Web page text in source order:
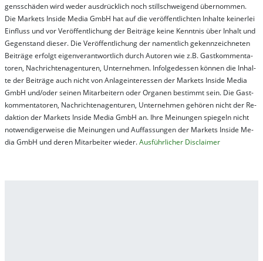
gens­schä­den wird we­der aus­drück­lich noch stil­lschwei­gend über­nom­men.
Die Mar­kets In­side Me­dia GmbH hat auf die ver­öf­fent­lich­ten In­hal­te kei­ner­lei
Ein­fluss und vor Ver­öf­fent­lich­ung der Bei­trä­ge kei­ne Ken­nt­nis über In­halt und
Ge­gen­stand die­ser. Die Ver­öf­fent­lich­ung der na­ment­lich ge­kenn­zeich­net­en
Bei­trä­ge er­folgt ei­gen­ver­ant­wort­lich durch Au­tor­en wie z.B. Gast­kom­men­ta­
tor­en, Nach­richt­en­ag­en­tur­en, Un­ter­neh­men. In­fol­ge­des­sen kön­nen die In­hal­
te der Bei­trä­ge auch nicht von An­la­ge­in­te­res­sen der Mar­kets In­side Me­dia
GmbH und/oder sei­nen Mit­ar­bei­tern oder Or­ga­nen be­stim­mt sein. Die Gast­
kom­men­ta­tor­en, Nach­rich­ten­ag­en­tur­en, Un­ter­neh­men ge­hör­en nicht der Re­
dak­tion der Mar­kets In­side Me­dia GmbH an. Ihre Mei­nung­en spie­geln nicht
not­wen­di­ger­wei­se die Mei­nung­en und Auf­fas­sung­en der Mar­kets In­side Me­
dia GmbH und de­ren Mit­ar­bei­ter wie­der.Aus­führ­lich­er Dis­clai­mer